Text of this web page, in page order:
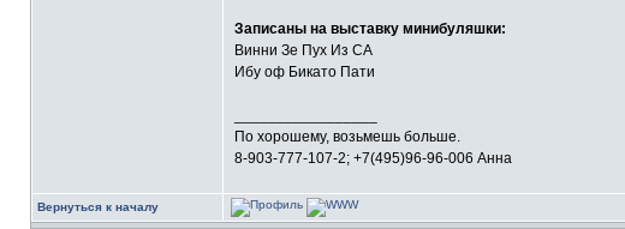
Записаны на выставку минибуляшки:
Винни Зе Пух Из СА
Ибу оф Бикато Пати
По хорошему, возьмешь больше.
8-903-777-107-2; +7(495)96-96-006 Анна
Вернуться к началу